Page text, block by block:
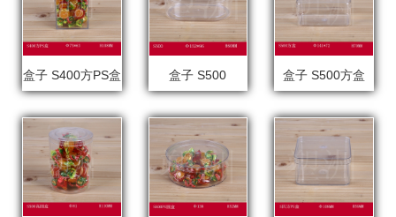
盒子 S400方PS盒 盒子 S500 盒子 S500方盒